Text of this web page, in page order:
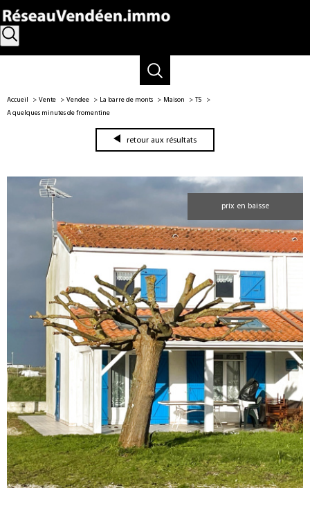
Accueil Vente Vendee La barre de monts Maison T5
A quelques minutes de fromentine
retour aux résultats
prix en baisse